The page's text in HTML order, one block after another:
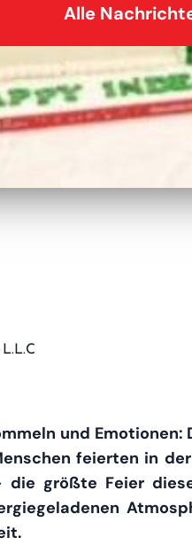
Alle
und
feierten in
größte Feier